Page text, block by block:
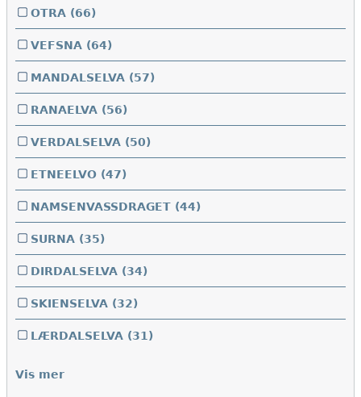
OTRA (66)
VEFSNA (64)
MANDALSELVA (57)
RANAELVA (56)
VERDALSELVA (50)
ETNEELVO (47)
NAMSENVASSDRAGET (44)
SURNA (35)
DIRDALSELVA (34)
SKIENSELVA (32)
LÆRDALSELVA (31)
Vis mer